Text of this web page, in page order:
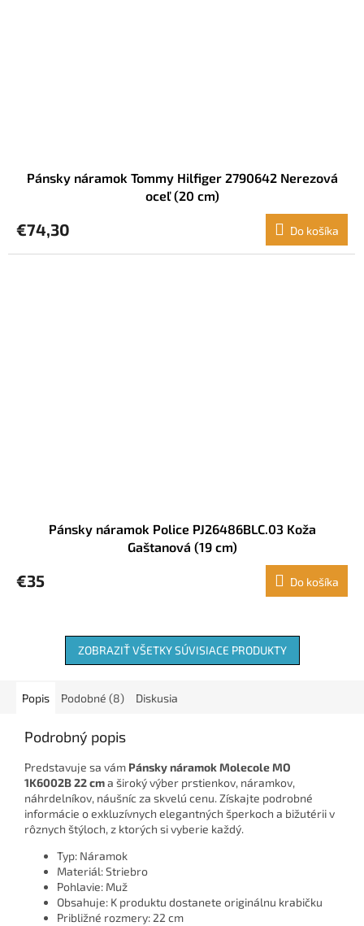
Pánsky náramok Tommy Hilfiger 2790642 Nerezová
oceľ (20 cm)
€74,30 Do košíka
Pánsky náramok Police PJ26486BLC.03 Koža
Gaštanová (19 cm)
€35 Do košíka
ZOBRAZIŤ VŠETKY SÚVISIACE PRODUKTY
Popis Podobné (8) Diskusia
Podrobný popis
Predstavuje sa vám Pánsky náramok Molecole MO
1K6002B 22 cma široký výber prstienkov, náramkov,
náhrdelníkov, náušníc za skvelú cenu. Získajte podrobné
informácie o exkluzívnych elegantných šperkoch a bižutérii v
rôznych štýloch, z ktorých si vyberie každý.
Typ: Náramok
Materiál: Striebro
Pohlavie: Muž
Obsahuje: K produktu dostanete originálnu krabičku
Približné rozmery: 22 cm